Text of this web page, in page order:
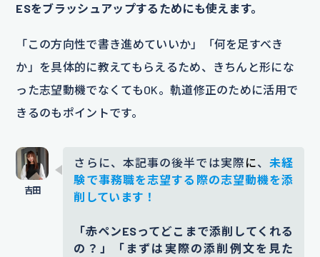
ESをブラッシュアップするためにも使えます。
「この方向性で書き進めていいか」「何を足すべき
か」を具体的に教えてもらえるため、きちんと形にな
った志望動機でなくてもOK。軌道修正のために活用で
きるのもポイントです。
さらに、本記事の後半では実際 に 、未経
験で事務職を志望する際の志望動機を添
削しています！
「赤ペンESってどこまで添削してくれる
の？」「まずは実際の添削例文を見た